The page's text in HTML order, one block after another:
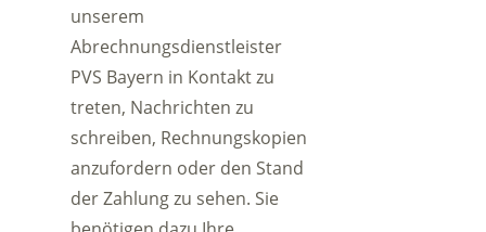
unserem
Abrechnungsdienstleister
PVS Bayern in Kontakt zu
treten, Nachrichten zu
schreiben, Rechnungskopien
anzufordern oder den Stand
der Zahlung zu sehen. Sie